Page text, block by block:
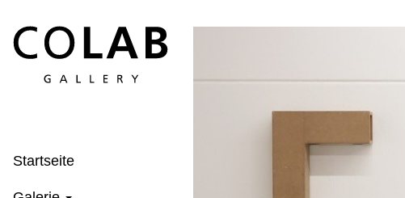
zum
Inhalt
Startseite